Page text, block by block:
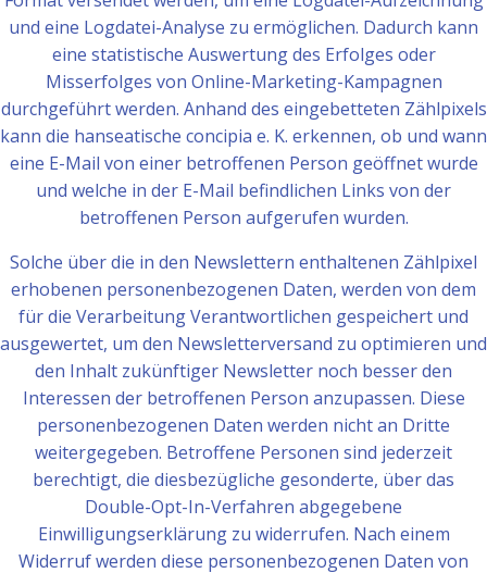
und eine Logdatei-Analyse zu ermöglichen. Dadurch kann
eine statistische Auswertung des Erfolges oder
Misserfolges von Online-Marketing-Kampagnen
durchgeführt werden. Anhand des eingebetteten Zählpixels
kann die hanseatische concipia e. K. erkennen, ob und wann
eine E-Mail von einer betroffenen Person geöffnet wurde
und welche in der E-Mail befindlichen Links von der
betroffenen Person aufgerufen wurden.
Solche über die in den Newslettern enthaltenen Zählpixel
erhobenen personenbezogenen Daten, werden von dem
für die Verarbeitung Verantwortlichen gespeichert und
ausgewertet, um den Newsletterversand zu optimieren und
den Inhalt zukünftiger Newsletter noch besser den
Interessen der betroffenen Person anzupassen. Diese
personenbezogenen Daten werden nicht an Dritte
weitergegeben. Betroffene Personen sind jederzeit
berechtigt, die diesbezügliche gesonderte, über das
Double-Opt-In-Verfahren abgegebene
Einwilligungserklärung zu widerrufen. Nach einem
Widerruf werden diese personenbezogenen Daten von